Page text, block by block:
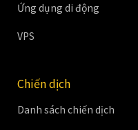
Ứng dụng di động
VPS
Chiến dịch
Danh sách chiến dịch